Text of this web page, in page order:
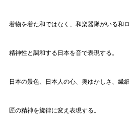
着物を着た和ではなく、和楽器隊がいる和
精神性と調和する日本を音で表現する。
日本の景色、日本人の心、奥ゆかしさ、繊
匠の精神を旋律に変え表現する。